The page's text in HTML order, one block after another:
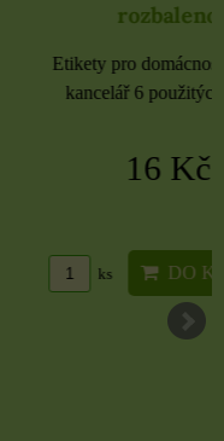
rozbaleno
Etikety pro
kancelář 6 použitých
16 Kč
ks DO